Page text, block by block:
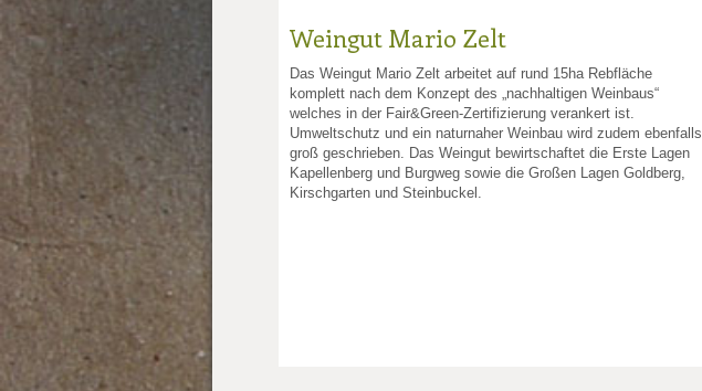
Weingut Mario Zelt
Das Weingut Mario Zelt arbeitet auf rund 15ha Rebfläche
komplett nach dem Konzept des „nachhaltigen Weinbaus“
welches in der Fair&Green-Zertifizierung verankert ist.
Umweltschutz und ein naturnaher Weinbau wird zudem ebenfalls
groß geschrieben. Das Weingut bewirtschaftet die Erste Lagen
Kapellenberg und Burgweg sowie die Großen Lagen Goldberg,
Kirschgarten und Steinbuckel.